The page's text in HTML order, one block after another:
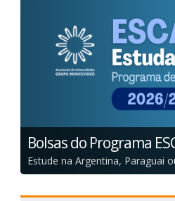
Bolsas do Programa
Estude na Argentina, Paraguai